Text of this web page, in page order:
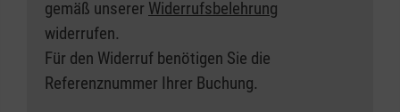
gemäß unserer Widerrufsbelehrung
widerrufen.
Für den Widerruf benötigen Sie die
Referenznummer Ihrer Buchung.